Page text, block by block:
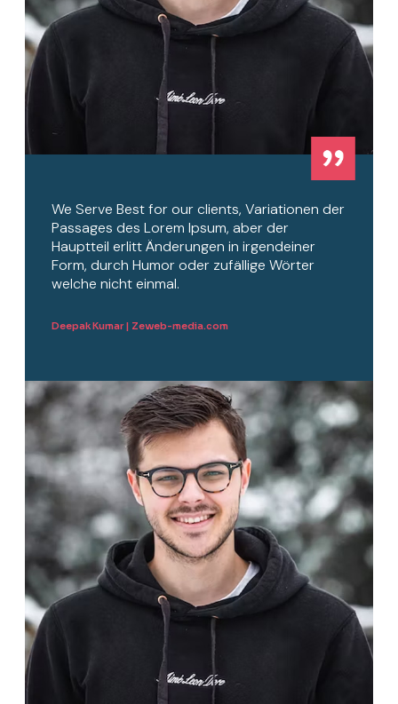
We Serve Best for our clients, Variationen der
Passages des Lorem Ipsum, aber der
Hauptteil erlitt Änderungen in irgendeiner
Form, durch Humor oder zufällige Wörter
welche nicht einmal.
Deepak Kumar | Zeweb-media.com